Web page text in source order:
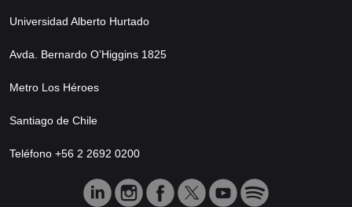
Universidad Alberto Hurtado
Avda. Bernardo O’Higgins 1825
Metro Los Héroes
Santiago de Chile
Teléfono +56 2 2692 0200